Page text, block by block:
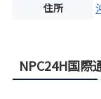
住所
NPC24H国際